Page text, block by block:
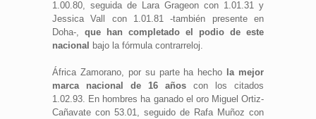
1.00.80, seguida de Lara Grageon con 1.01.31 y
Jessica Vall con 1.01.81 -también presente en
Doha-, que han completado el podio de este
nacional bajo la fórmula contrarreloj.
África Zamorano, por su parte ha hecho
la mejor
marca nacional de 16 años con los citados
1.02.93. En hombres ha ganado el oro Miguel Ortiz-
Cañavate con 53.01, seguido de Rafa Muñoz con